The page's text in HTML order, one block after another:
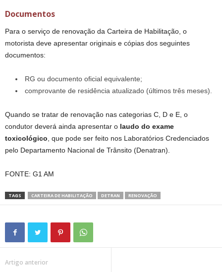
Documentos
Para o serviço de renovação da Carteira de Habilitação, o
motorista deve apresentar originais e cópias dos seguintes
documentos:
RG ou documento oficial equivalente;
comprovante de residência atualizado (últimos três meses).
Quando se tratar de renovação nas categorias C, D e E, o
condutor deverá ainda apresentar o laudo do exame
toxicológico, que pode ser feito nos Laboratórios Credenciados
pelo Departamento Nacional de Trânsito (Denatran).
FONTE: G1 AM
TAGS CARTEIRA DE HABILITAÇÃO DETRAN RENOVAÇÃO
Artigo anterior